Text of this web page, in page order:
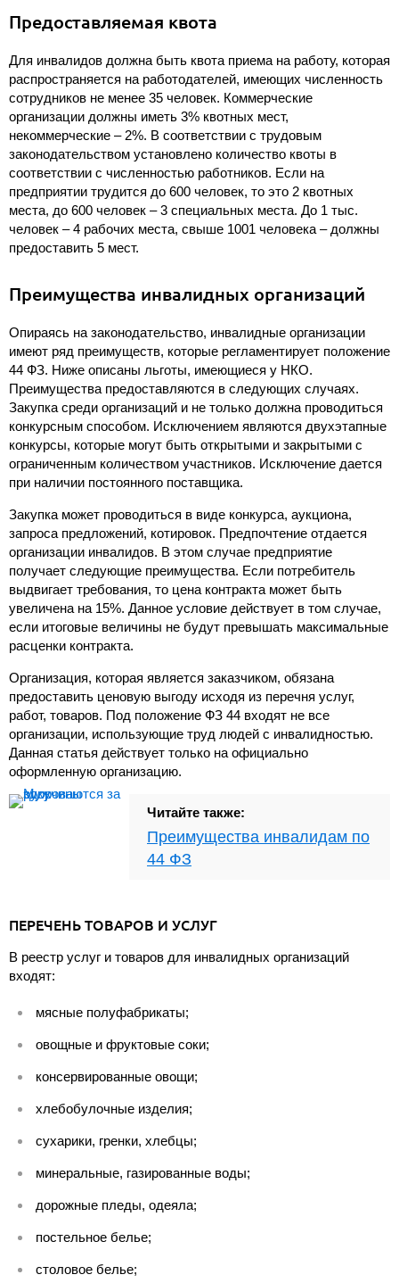
Предоставляемая квота
Для инвалидов должна быть квота приема на работу, которая
распространяется на работодателей, имеющих численность
сотрудников не менее 35 человек. Коммерческие
организации должны иметь 3% квотных мест,
некоммерческие – 2%. В соответствии с трудовым
законодательством установлено количество квоты в
соответствии с численностью работников. Если на
предприятии трудится до 600 человек, то это 2 квотных
места, до 600 человек – 3 специальных места. До 1 тыс.
человек – 4 рабочих места, свыше 1001 человека – должны
предоставить 5 мест.
Преимущества инвалидных организаций
Опираясь на законодательство, инвалидные организации
имеют ряд преимуществ, которые регламентирует положение
44 ФЗ. Ниже описаны льготы, имеющиеся у НКО.
Преимущества предоставляются в следующих случаях.
Закупка среди организаций и не только должна проводиться
конкурсным способом. Исключением являются двухэтапные
конкурсы, которые могут быть открытыми и закрытыми с
ограниченным количеством участников. Исключение дается
при наличии постоянного поставщика.
Закупка может проводиться в виде конкурса, аукциона,
запроса предложений, котировок. Предпочтение отдается
организации инвалидов. В этом случае предприятие
получает следующие преимущества. Если потребитель
выдвигает требования, то цена контракта может быть
увеличена на 15%. Данное условие действует в том случае,
если итоговые величины не будут превышать максимальные
расценки контракта.
Организация, которая является заказчиком, обязана
предоставить ценовую выгоду исходя из перечня услуг,
работ, товаров. Под положение ФЗ 44 входят не все
организации, использующие труд людей с инвалидностью.
Данная статья действует только на официально
оформленную организацию.
Читайте также:
Преимущества инвалидам по
44 ФЗ
ПЕРЕЧЕНЬ ТОВАРОВ И УСЛУГ
В реестр услуг и товаров для инвалидных организаций
входят:
мясные полуфабрикаты;
овощные и фруктовые соки;
консервированные овощи;
хлебобулочные изделия;
сухарики, гренки, хлебцы;
минеральные, газированные воды;
дорожные пледы, одеяла;
постельное белье;
столовое белье;